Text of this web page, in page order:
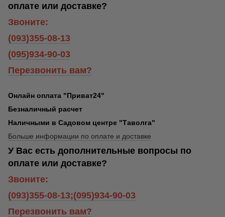
оплате или доставке?
Звоните:
(093)355-08-13
(095)934-90-03
Перезвонить вам?
Онлайн оплата "Приват24"
Безналичный расчет
Наличными в Садовом центре "Таволга"
Больше информации по оплате и доставке
У Вас есть дополнительные вопросы по
оплате или доставке?
Звоните:
(093)355-08-13;(095)934-90-03
Перезвонить вам?